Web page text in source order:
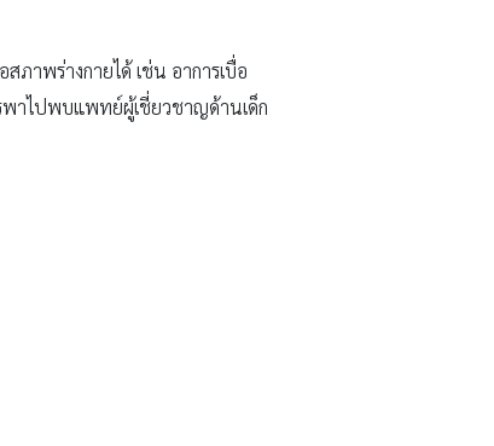
ภาพร่างกายได้ เช่น อาการเบื่อ
าไปพบแพทย์ผู้เชี่ยวชาญด้านเด็ก